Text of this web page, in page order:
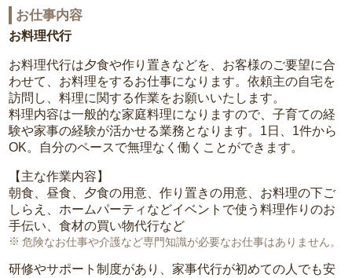
お仕事内容
お料理代行
お料理代行は夕食や作り置きなどを、お客様のご要望に合
わせて、お料理をするお仕事になります。依頼主の自宅を
訪問し、料理に関する作業をお願いいたします。
料理内容は一般的な家庭料理になりますので、子育ての経
験や家事の経験が活かせる業務となります。1日、1件から
OK。自分のペースで無理なく働くことができます。
【主な作業内容】
朝食、昼食、夕食の用意、作り置きの用意、お料理の下ご
しらえ、ホームパーティなどイベントで使う料理作りのお
手伝い、食材の買い物代行など
危険なお仕事や介護など専門知識が必要なお仕事はありません。
研修やサポート制度があり、家事代行が初めての人でも安